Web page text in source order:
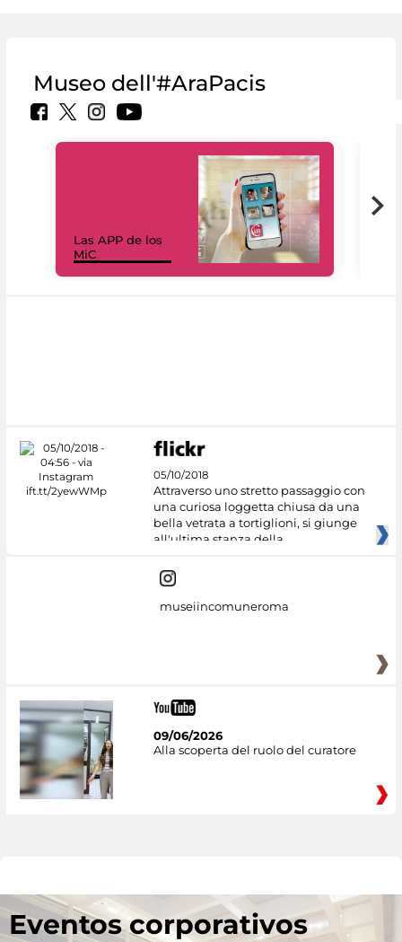
Museo dell'#AraPacis
Las APP de los
MiC
05/10/2018
Attraverso uno stretto passaggio con
una curiosa loggetta chiusa da una
bella vetrata a tortiglioni, si giunge
all'ultima stanza della
museiincomuneroma
09/06/2026
Alla scoperta del ruolo del curatore
Eventos corporativos